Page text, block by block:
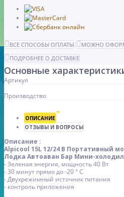
ВСЕ СПОСОБЫ ОПЛАТЫ
МОЖНО
ПОДРОБНЕЕ О ДОСТАВКЕ
Основные
Артикул
Производство
ОПИСАНИЕ
ОТЗЫВЫ И ВОПРОСЫ
Описание :
Alpicool 15L 12/24 В Портативный
Лодка Автоаван Бар Мини-
- Зеленая энергия, мощность 40 Вт
- 30 минут прямо до -20 ° C
- Двухрежимный источник питания
- контроль приложения